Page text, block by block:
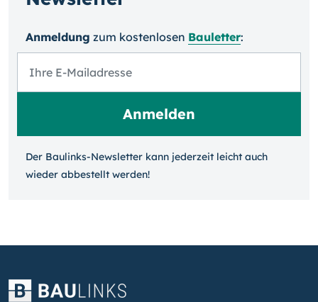
Anmeldung zum kosten­losen Bauletter:
Der Baulinks-Newsletter kann jeder­zeit leicht auch
wieder ab­bestellt werden!